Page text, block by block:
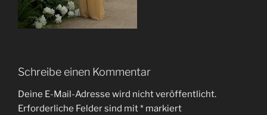
Schreibe einen Kommentar
Deine E-Mail-Adresse wird nicht veröffentlicht.
Erforderliche Felder sind mit* markiert